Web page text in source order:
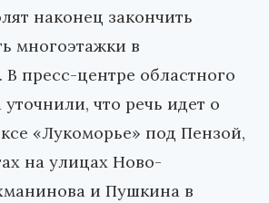
наконец закончить
многоэтажки в
В пресс-центре областного
уточнили, что речь идет о
«Лукоморье» под Пензой,
на улицах Ново-
и Пушкина в